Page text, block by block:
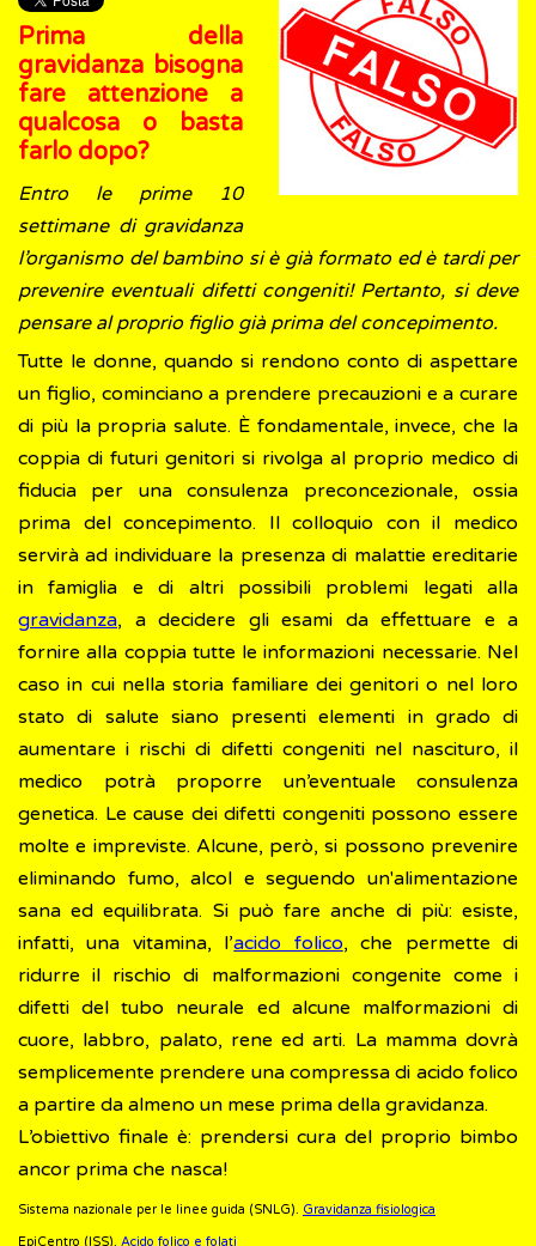
Prima della
gravidanza bisogna
fare attenzione a
qualcosa o basta
farlo dopo?
Entro le prime 10
settimane di gravidanza
l’organismo del bambino si è già formato ed è tardi per
prevenire eventuali difetti congeniti! Pertanto, si deve
pensare al proprio figlio già prima del concepimento.
Tutte le donne, quando si rendono conto di aspettare
un figlio, cominciano a prendere precauzioni e a curare
di più la propria salute. È fondamentale, invece, che la
coppia di futuri genitori si rivolga al proprio medico di
fiducia per una consulenza preconcezionale, ossia
prima del concepimento. Il colloquio con il medico
servirà ad individuare la presenza di malattie ereditarie
in famiglia e di altri possibili problemi legati alla
gravidanza, a decidere gli esami da effettuare e a
fornire alla coppia tutte le informazioni necessarie. Nel
caso in cui nella storia familiare dei genitori o nel loro
stato di salute siano presenti elementi in grado di
aumentare i rischi di difetti congeniti nel nascituro, il
medico potrà proporre un’eventuale consulenza
genetica. Le cause dei difetti congeniti possono essere
molte e impreviste. Alcune, però, si possono prevenire
eliminando fumo, alcol e seguendo un'alimentazione
sana ed equilibrata. Si può fare anche di più: esiste,
infatti, una vitamina, l’acido folico, che permette di
ridurre il rischio di malformazioni congenite come i
difetti del tubo neurale ed alcune malformazioni di
cuore, labbro, palato, rene ed arti. La mamma dovrà
semplicemente prendere una compressa di acido folico
a partire da almeno un mese prima della gravidanza.
L’obiettivo finale è: prendersi cura del proprio bimbo
ancor prima che nasca!
Sistema nazionale per le linee guida (SNLG). Gravidanza fisiologica
EpiCentro (ISS). Acido folico e folati